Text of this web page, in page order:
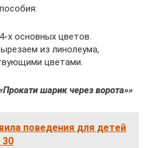
х основных цветов.
из линолеума,
цветами.
шарик через ворота»»
поведения для детей
30